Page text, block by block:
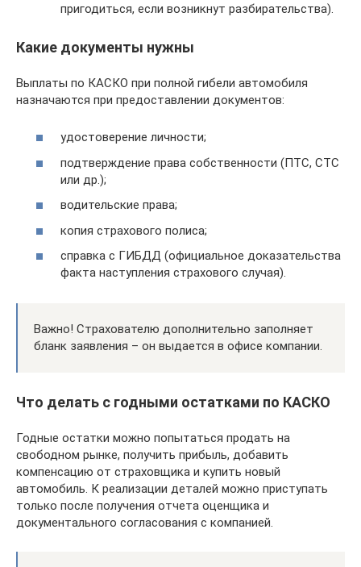
пригодиться, если возникнут разбирательства).
Какие документы нужны
Выплаты по КАСКО при полной гибели автомобиля
назначаются при предоставлении документов:
удостоверение личности;
подтверждение права собственности (ПТС, СТС
или др.);
водительские права;
копия страхового полиса;
справка с ГИБДД (официальное доказательства
факта наступления страхового случая).
Важно! Страхователю дополнительно заполняет
бланк заявления – он выдается в офисе компании.
Что делать с годными остатками по КАСКО
Годные остатки можно попытаться продать на
свободном рынке, получить прибыль, добавить
компенсацию от страховщика и купить новый
автомобиль. К реализации деталей можно приступать
только после получения отчета оценщика и
документального согласования с компанией.